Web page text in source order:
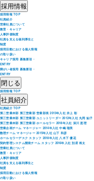
採用情報
採用情報 TOP
社員紹介
営業社員について
教育・キャリア
人事評価制度
社員を支える福利厚生と
制度
採用活動における個人情報
の取り扱い
キャリア採用 募集要項・
ENTRY
障がい者採用 募集要項・
ENTRY
閉じる
採用情報 TOP
社員紹介
社員紹介 TOP
第二営業本部 第三営業部 営業部長 2013年入社 井上 彰
第三営業本部 第三営業部 ユニットリーダー 2012年入社 丸岡 鮎子
第三営業本部 第三営業部 ホールセラー 2018年入社 深川 恵理
営業企画チーム マネージャー 2014年入社 中嶋 瑠美
数理チーム マネージャー 2015年入社 山下 和彦
ホールセラーデスク スタッフ 2018年入社 八木下 優花
契約管理システム開発チーム スタッフ 2016年入社 別府 将太
営業社員について
教育・キャリア
人事評価制度
社員を支える福利厚生と
制度
採用活動における個人情報
の取り扱い